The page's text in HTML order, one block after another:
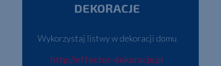
DEKORACJE
Wykorzystaj listwy w dekoracji domu
http://effector-dekoracje.pl